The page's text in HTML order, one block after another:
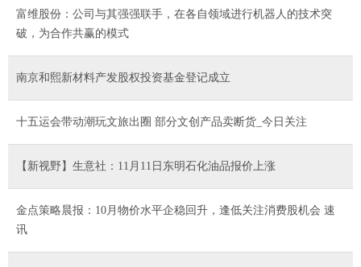
富维股份：公司与其强强联手，在各自领域进行机器人的技术突
破，为合作共赢的模式
南京和熙新材料产发股权投资基金登记成立
十五运会带动潮玩文旅出圈 部分文创产品卖断货_今日关注
【新视野】生意社：11月11日东明石化油品报价上涨
金点策略晨报：10月物价水平企稳回升，逢低关注消费股机会 速
讯